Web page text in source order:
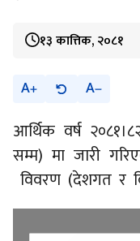
१३ कात्तिक, २०८१
A A
आर्थिक वर्ष
सम्म) मा जारी
विवरण (देशगत र